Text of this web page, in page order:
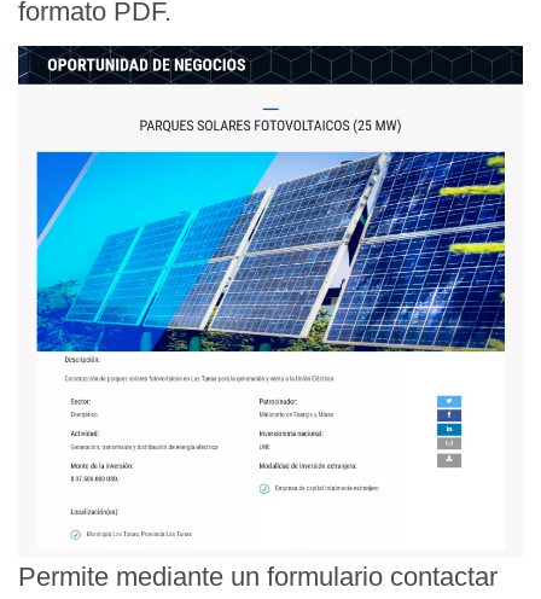
formato PDF.
Permite mediante un formulario contactar